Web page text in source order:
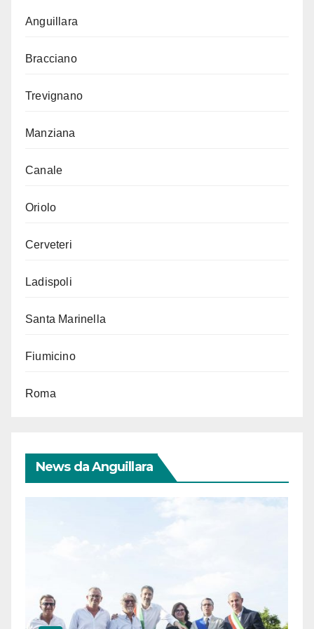
Anguillara
Bracciano
Trevignano
Manziana
Canale
Oriolo
Cerveteri
Ladispoli
Santa Marinella
Fiumicino
Roma
News da Anguillara